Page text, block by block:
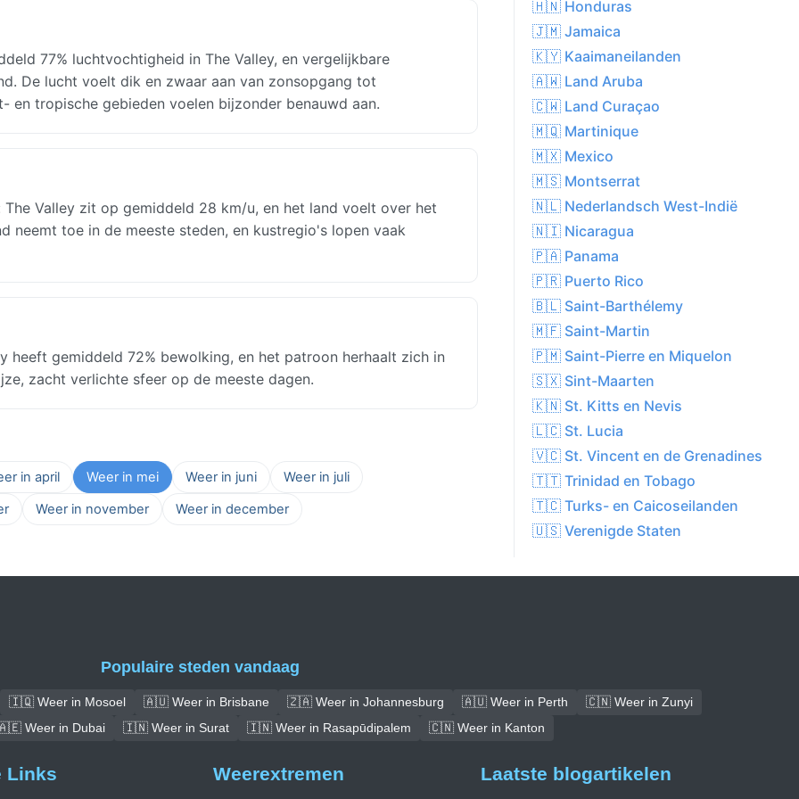
77% luchtvochtigheid in The Valley, en vergelijkbare
De lucht voelt dik en zwaar aan van zonsopgang tot
en tropische gebieden voelen bijzonder benauwd aan.
Valley zit op gemiddeld 28 km/u, en het land voelt over het
neemt toe in de meeste steden, en kustregio's lopen vaak
heeft gemiddeld 72% bewolking, en het patroon herhaalt zich in
zacht verlichte sfeer op de meeste dagen.
in april Weer in mei Weer in juni
Weer in juli
Weer in november Weer in december
🇭🇳 Honduras
🇯🇲 Jamaica
🇰🇾 Kaaimaneilanden
🇦🇼 Land Aruba
🇨🇼 Land Curaçao
🇲🇶 Martinique
🇲🇽 Mexico
🇲🇸 Montserrat
🇳🇱 Nederlandsch West-Indië
🇳🇮 Nicaragua
🇵🇦 Panama
🇵🇷 Puerto Rico
🇧🇱 Saint-Barthélemy
🇲🇫 Saint-Martin
🇵🇲 Saint-Pierre en Miquelon
🇸🇽 Sint-Maarten
🇰🇳 St. Kitts en Nevis
🇱🇨 St. Lucia
🇻🇨 St. Vincent en de Grenadines
🇹🇹 Trinidad en Tobago
🇹🇨 Turks- en Caicoseilanden
🇺🇸 Verenigde Staten
Populaire steden vandaag
🇮🇶 Weer in Mosoel 🇦🇺 Weer in Brisbane 🇿🇦 Weer in Johannesburg 🇦🇺 Weer in Perth
🇨🇳 Weer in Zunyi
Weer in Dubai
🇮🇳 Weer in Surat 🇮🇳 Weer in Rasapūdipalem 🇨🇳 Weer in Kanton
Links Weerextremen Laatste blogartikelen